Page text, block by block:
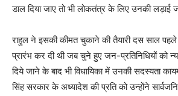
डाल दिया जाए तो भी लोकतंत्र के लिए उनकी लड़ाई
राहुल ने इसकी कीमत चुकाने की तैयारी दस साल
प्रारंभ कर दी थी जब चुने हुए जन-प्रतिनिधियों को
दिये जाने के बाद भी विधायिका में उनकी सदस्यता
सिंह सरकार के अध्यादेश की प्रति को उन्होंने